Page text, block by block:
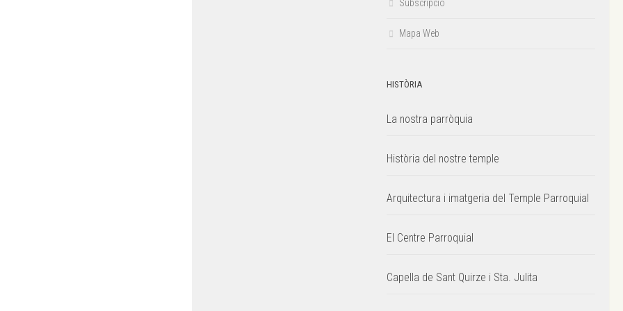
Subscripció
Mapa Web
HISTÒRIA
La nostra parròquia
Història del nostre temple
Arquitectura i imatgeria del Temple Parroquial
El Centre Parroquial
Capella de Sant Quirze i Sta. Julita